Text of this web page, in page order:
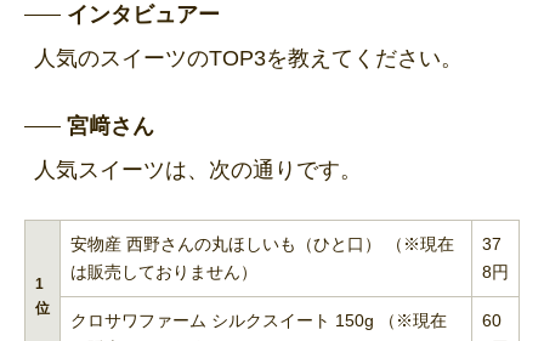
インタビュアー
人気のスイーツのTOP3を教えてください。
宮﨑さん
人気スイーツは、次の通りです。
1
位
安物産 西野さんの丸ほしいも（ひと口） （※現在
は販売しておりません）
37
8円
クロサワファーム シルクスイート 150g （※現在
60